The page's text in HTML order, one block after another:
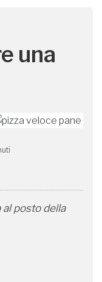
una
al posto della